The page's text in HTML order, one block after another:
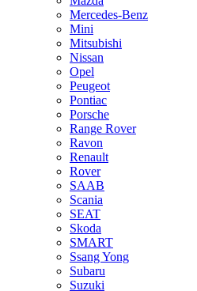
Mercedes-Benz
Mini
Mitsubishi
Nissan
Opel
Peugeot
Pontiac
Porsche
Range Rover
Ravon
Renault
Rover
SAAB
Scania
SEAT
Skoda
SMART
Ssang Yong
Subaru
Suzuki